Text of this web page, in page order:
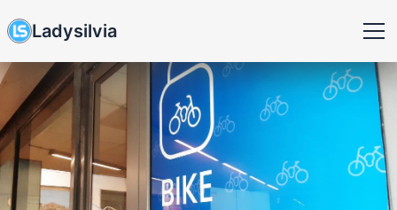
Ladysilvia